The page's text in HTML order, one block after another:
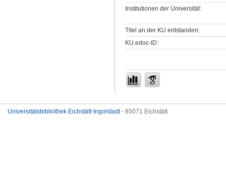
Institutionen der Universität:
Titel an der KU entstanden:
KU.edoc-ID:
Universitätsbibliothek Eichstätt-Ingolstadt- 85071 Eichstätt